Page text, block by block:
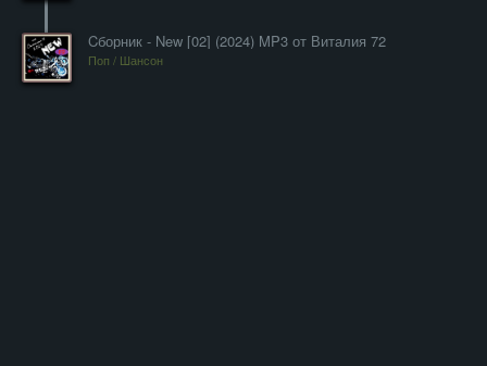
Cборник - New [02] (2024) MP3 от Виталия 72
Поп / Шансон